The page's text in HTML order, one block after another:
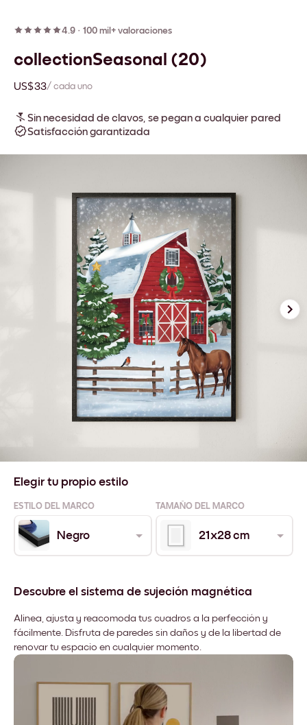
4.9 · 100 mil+ valoraciones
collectionSeasonal (20)
US$33/ cada uno
Sin necesidad de clavos, se pegan a cualquier pared
Satisfacción garantizada
Elegir tu propio estilo
ESTILO DEL MARCO TAMAÑO DEL MARCO
Negro 21x28 cm
Descubre el sistema de sujeción magnética
Alinea, ajusta y reacomoda tus cuadros a la perfección y
fácilmente. Disfruta de paredes sin daños y de la libertad de
renovar tu espacio en cualquier momento.